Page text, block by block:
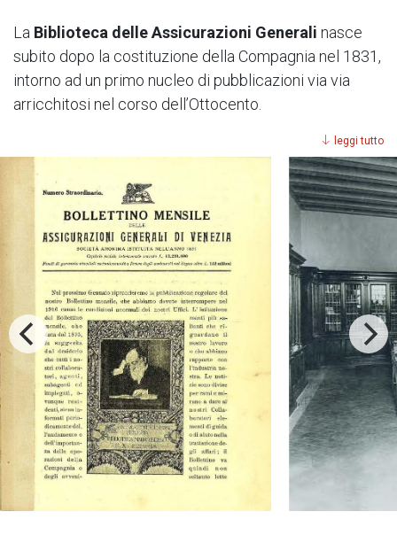
La Biblioteca delle Assicurazioni Generali nasce
subito dopo la costituzione della Compagnia nel 1831,
intorno ad un primo nucleo di pubblicazioni via via
arricchitosi nel corso dell’Ottocento.
leggi tutto